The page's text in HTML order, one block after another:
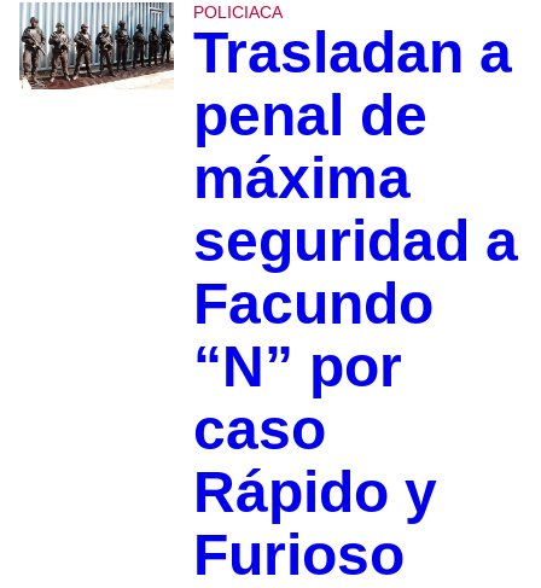
POLICIACA
Trasladan a
penal de
máxima
seguridad a
Facundo
“N” por
caso
Rápido y
Furioso